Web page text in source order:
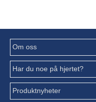
Om oss
Har du noe på hjertet?
Produktnyheter